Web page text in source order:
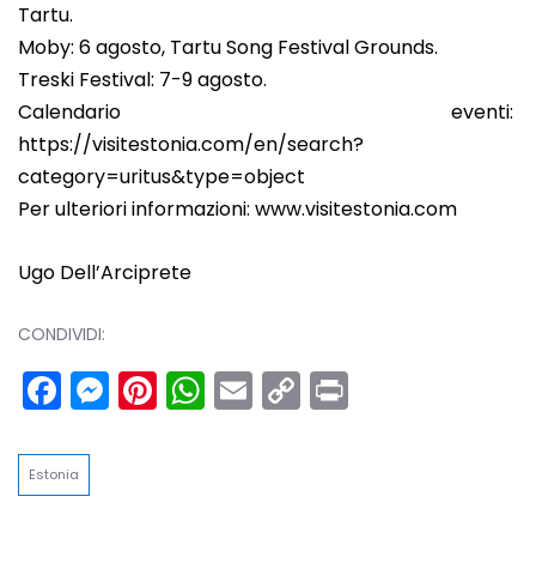
Tartu.
Moby: 6 agosto, Tartu Song Festival Grounds.
Treski Festival: 7-9 agosto.
Calendario eventi:
https://visitestonia.com/en/search?
category=uritus&type=object
Per ulteriori informazioni: www.visitestonia.com
Ugo Dell’Arciprete
CONDIVIDI:
Facebook
Messenger
Pinterest
WhatsApp
Email
Copy
Link
Estonia